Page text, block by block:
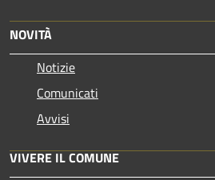
NOVITÀ
Notizie
Comunicati
Avvisi
VIVERE IL COMUNE